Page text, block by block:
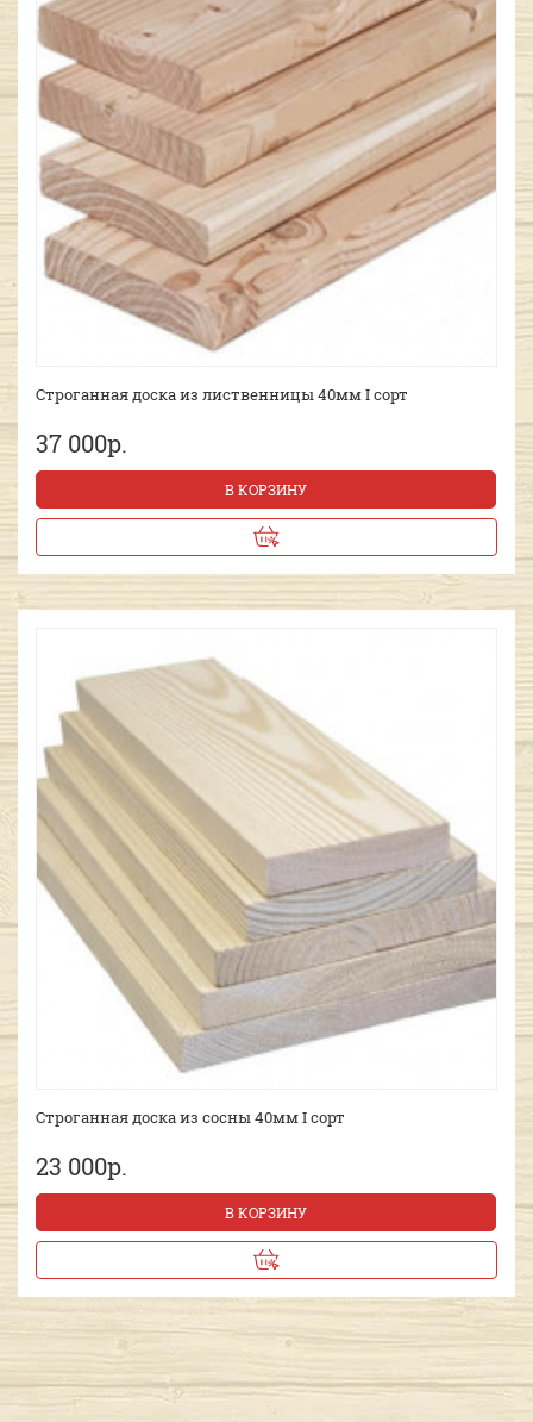
Строганная доска из лиственницы 40мм I сорт
37 000р.
В КОРЗИНУ
Строганная доска из сосны 40мм I сорт
23 000р.
В КОРЗИНУ